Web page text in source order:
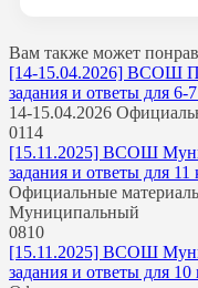
Вам также может
[14-15.04.2026] ВСОШ
задания и ответы для 6-
14-15.04.2026
0114
[15.11.2025] ВСОШ
задания и ответы для 11
Официальные
Муниципальный
0810
[15.11.2025] ВСОШ
задания и ответы для